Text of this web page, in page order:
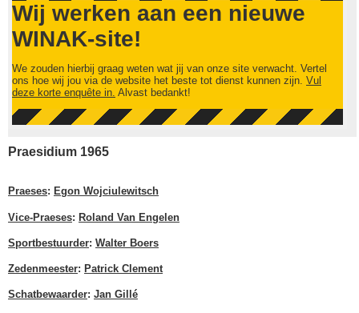
Wij werken aan een nieuwe
WINAK-site!
We zouden hierbij graag weten wat jij van onze site verwacht. Vertel
ons hoe wij jou via de website het beste tot dienst kunnen zijn. Vul
deze korte enquête in. Alvast bedankt!
Praesidium 1965
Praeses: Egon Wojciulewitsch
Vice-Praeses: Roland Van Engelen
Sportbestuurder: Walter Boers
Zedenmeester: Patrick Clement
Schatbewaarder: Jan Gillé